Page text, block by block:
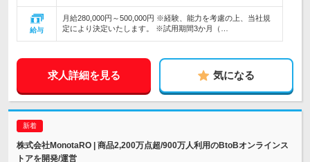
給与
月給280,000円～500,000円 ※経験、能力を考慮の上、当社規
定により決定いたします。 ※試用期間3か月（…
求人詳細を見る 気になる
株式会社MonotaRO | 商品2,200万点超/900万人利用のBtoBオンラインス
トアを開発/運営